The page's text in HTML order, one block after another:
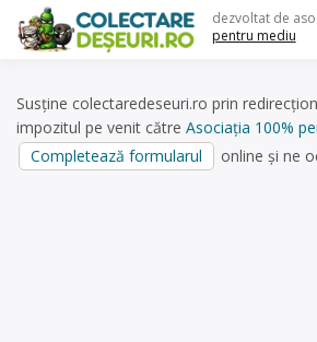
content
dezvoltat de
pentru mediu
Susține colectaredeseuri.ro prin
impozitul pe venit către Asociația 100%
Completează formularul
online și ne